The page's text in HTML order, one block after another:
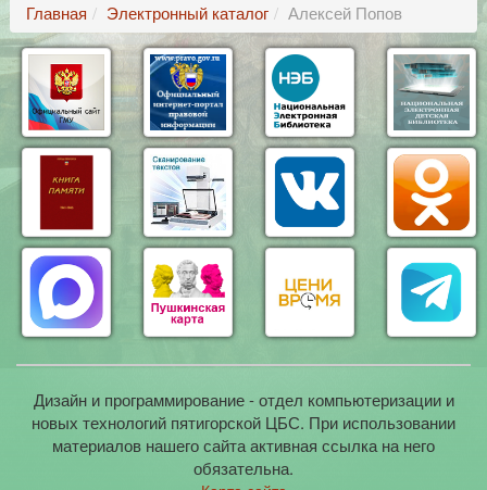
Главная Электронный каталог Алексей Попов
Дизайн и программирование - отдел компьютеризации и
новых технологий пятигорской ЦБС. При использовании
материалов нашего сайта активная ссылка на него
обязательна.